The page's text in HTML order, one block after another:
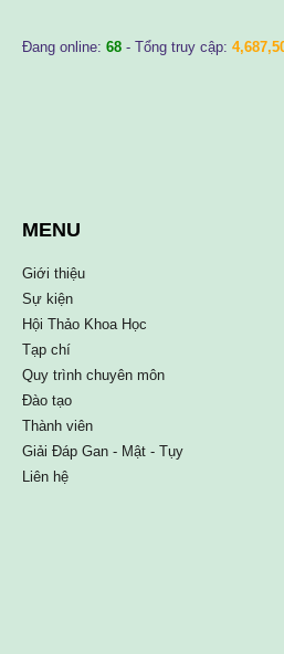
Đang online: 68 - Tổng truy cập:
MENU
Giới thiệu
Sự kiện
Hội Thảo Khoa Học
Tạp chí
Quy trình chuyên môn
Đào tạo
Thành viên
Giải Đáp Gan - Mật - Tụy
Liên hệ